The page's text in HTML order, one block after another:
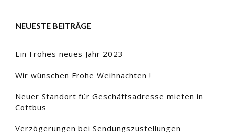
NEUESTE BEITRÄGE
Ein Frohes neues Jahr 2023
Wir wünschen Frohe Weihnachten !
Neuer Standort für Geschäftsadresse mieten in
Cottbus
Verzögerungen bei Sendungszustellungen